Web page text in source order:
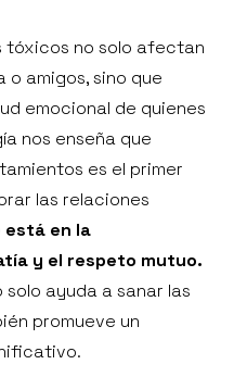
tóxicos no solo afectan
o amigos, sino que
emocional de quienes
nos enseña que
es el primer
las relaciones
está en la
y el respeto mutuo.
ayuda a sanar las
promueve un